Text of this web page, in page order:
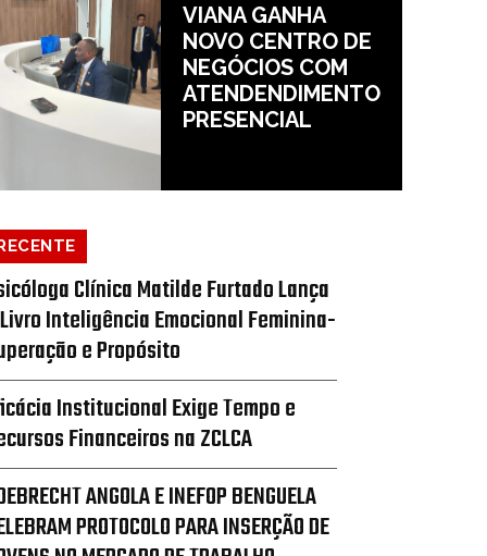
VIANA GANHA
NOVO CENTRO DE
NEGÓCIOS COM
ATENDENDIMENTO
PRESENCIAL
Clínica Matilde Furtado Lança
Inteligência Emocional Feminina-
e Propósito
Institucional Exige Tempo e
Financeiros na ZCLCA
ANGOLA E INEFOP BENGUELA
PROTOCOLO PARA INSERÇÃO DE